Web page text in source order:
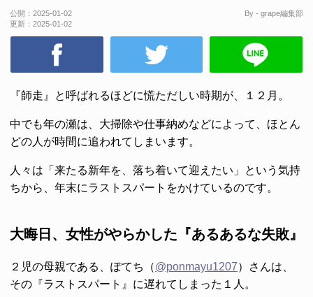
公開： 2025-01-02
更新： 2025-01-02
By - grape編集部
『師走』と呼ばれるほどに慌ただしい時期が、１２月。
中でも年の瀬は、大掃除や仕事納めなどによって、ほとん
どの人が時間に追われてしまいます。
人々は「来たる新年を、落ち着いて迎えたい」という気持
ちから、年末にラストスパートをかけているのです。
大晦日、女性がやらかした『あるあるな失敗』
２児の母親である、ぽてち（@ponmayu1207）さんは、
その『ラストスパート』に遅れてしまった１人。